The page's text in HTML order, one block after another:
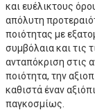
και ευέλικτους
απόλυτη
ποιότητας με
συμβόλαια και τις
ανταπόκριση στις
ποιότητα, την
καθιστά έναν
παγκοσμίως.